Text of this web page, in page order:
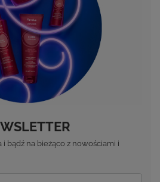
bądź na bieżąco z nowościami i